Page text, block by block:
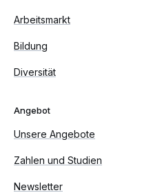
Arbeitsmarkt
Bildung
Diversität
Angebot
Unsere Angebote
Zahlen und Studien
Newsletter